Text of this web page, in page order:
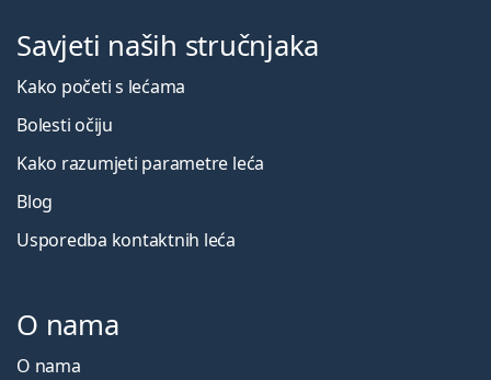
Savjeti naših stručnjaka
Kako početi s lećama
Bolesti očiju
Kako razumjeti parametre leća
Blog
Usporedba kontaktnih leća
O nama
O nama